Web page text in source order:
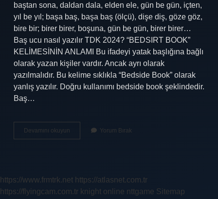
baştan sona, daldan dala, elden ele, gün be gün, içten,
yıl be yıl; başa baş, başa baş (ölçü), dişe diş, göze göz,
bire bir; birer birer, boşuna, gün be gün, birer birer…
Baş ucu nasıl yazılır TDK 2024? “BEDSIRT BOOK”
KELİMESİNİN ANLAMI Bu ifadeyi yatak başlığına bağlı
olarak yazan kişiler vardır. Ancak ayrı olarak
yazılmalıdır. Bu kelime sıklıkla “Bedside Book” olarak
yanlış yazılır. Doğru kullanımı bedside book şeklindedir.
Baş…
Devamını okuyun Başımıza
Nasıl
Yorum Bırak
https://www.frmtrk.net https://atlasnet.com.tr
https://flyingcam.com.tr knight online nttgame Sitemap